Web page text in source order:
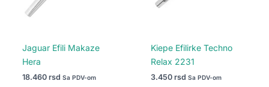
Jaguar Efili Makaze
Hera
18.460 rsd Sa PDV-om
Kiepe Efilirke Techno
Relax 2231
3.450 rsd Sa PDV-om